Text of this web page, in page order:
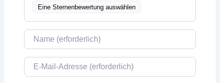
Eine Sternenbewertung auswählen
Name
E-Mail